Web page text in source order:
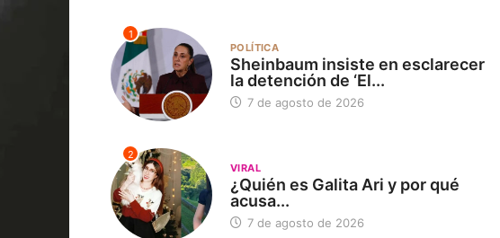
1
POLÍTICA
Sheinbaum insiste en esclarecer
la detención de ‘El...
7 de agosto de 2026
2
VIRAL
¿Quién es Galita Ari y por qué
acusa...
7 de agosto de 2026